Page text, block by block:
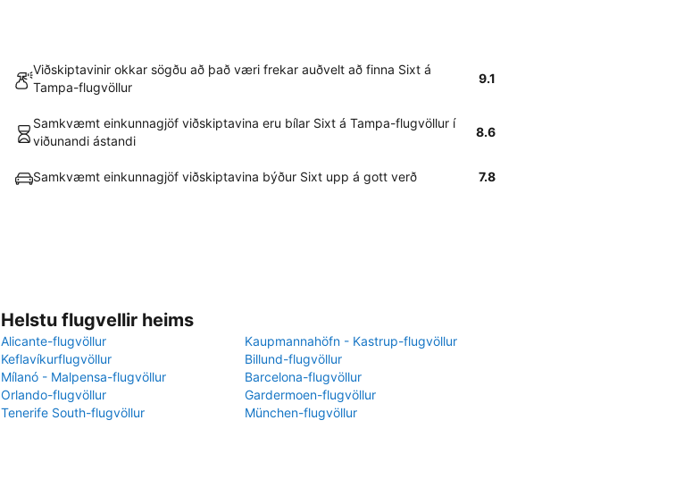
Viðskiptavinir okkar sögðu að það væri frekar auðvelt að finna Sixt á
Tampa-flugvöllur
9.1
Samkvæmt einkunnagjöf viðskiptavina eru bílar Sixt á Tampa-flugvöllur í
viðunandi ástandi
8.6
Samkvæmt einkunnagjöf viðskiptavina býður Sixt upp á gott verð 7.8
Helstu flugvellir heims
Alicante-flugvöllur
Kaupmannahöfn - Kastrup-flugvöllur
Keflavíkurflugvöllur
Billund-flugvöllur
Mílanó - Malpensa-flugvöllur
Barcelona-flugvöllur
Orlando-flugvöllur
Gardermoen-flugvöllur
Tenerife South-flugvöllur
München-flugvöllur